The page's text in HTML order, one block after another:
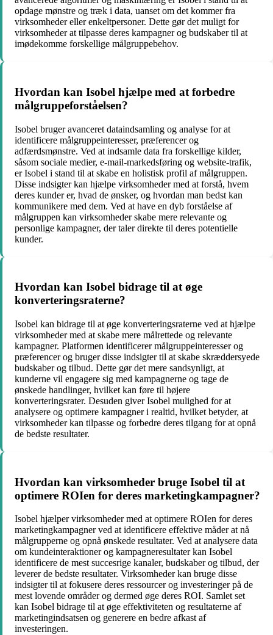
opdage mønstre og træk i data, uanset om det kommer fra
virksomheder eller enkeltpersoner. Dette gør det muligt for
virksomheder at tilpasse deres kampagner og budskaber til at
imødekomme forskellige målgruppebehov.
Hvordan kan Isobel hjælpe med at forbedre
målgruppeforståelsen?
Isobel bruger avanceret dataindsamling og analyse for at
identificere målgruppeinteresser, præferencer og
adfærdsmønstre. Ved at indsamle data fra forskellige kilder,
såsom sociale medier, e-mail-markedsføring og website-trafik,
er Isobel i stand til at skabe en holistisk profil af målgruppen.
Disse indsigter kan hjælpe virksomheder med at forstå, hvem
deres kunder er, hvad de ønsker, og hvordan man bedst kan
kommunikere med dem. Ved at have en dyb forståelse af
målgruppen kan virksomheder skabe mere relevante og
personlige kampagner, der taler direkte til deres potentielle
kunder.
Hvordan kan Isobel bidrage til at øge
konverteringsraterne?
Isobel kan bidrage til at øge konverteringsraterne ved at hjælpe
virksomheder med at skabe mere målrettede og relevante
kampagner. Platformen identificerer målgruppeinteresser og
præferencer og bruger disse indsigter til at skabe skræddersyede
budskaber og tilbud. Dette gør det mere sandsynligt, at
kunderne vil engagere sig med kampagnerne og tage de
ønskede handlinger, hvilket kan føre til højere
konverteringsrater. Desuden giver Isobel mulighed for at
analysere og optimere kampagner i realtid, hvilket betyder, at
virksomheder kan tilpasse og forbedre deres tilgang for at opnå
de bedste resultater.
Hvordan kan virksomheder bruge Isobel til at
optimere ROIen for deres marketingkampagner?
Isobel hjælper virksomheder med at optimere ROIen for deres
marketingkampagner ved at identificere effektive måder at nå
målgrupperne og opnå ønskede resultater. Ved at analysere data
om kundeinteraktioner og kampagneresultater kan Isobel
identificere de mest succesrige kanaler, budskaber og tilbud, der
leverer de bedste resultater. Virksomheder kan bruge disse
indsigter til at fokusere deres ressourcer og investeringer på de
mest lovende områder og dermed øge deres ROI. Samlet set
kan Isobel bidrage til at øge effektiviteten og resultaterne af
marketingindsatsen og generere en bedre afkast af
investeringen.